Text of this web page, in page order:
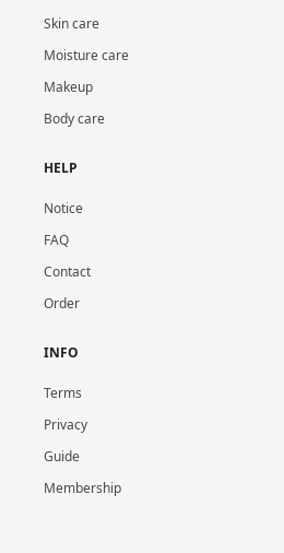
Skin care
Moisture care
Makeup
Body care
HELP
Notice
FAQ
Contact
Order
INFO
Terms
Privacy
Guide
Membership